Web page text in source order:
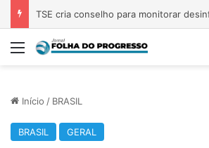
Menu
Início / BRASIL
BRASIL GERAL